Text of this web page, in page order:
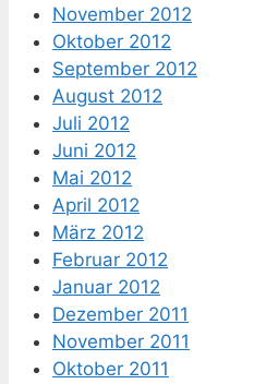
November 2012
Oktober 2012
September 2012
August 2012
Juli 2012
Juni 2012
Mai 2012
April 2012
März 2012
Februar 2012
Januar 2012
Dezember 2011
November 2011
Oktober 2011